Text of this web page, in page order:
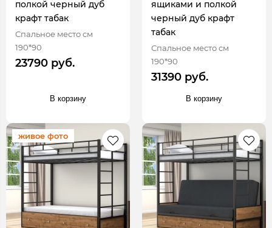
полкой черный дуб
крафт табак
Спальное место см
190*90
23790 руб.
В корзину
ящиками и полкой
черный дуб крафт
табак
Спальное место см
190*90
31390 руб.
В корзину
живое фото